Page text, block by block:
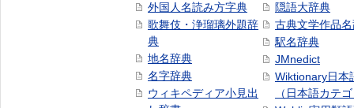
外国人名読み方字典
歌舞伎・浄瑠璃外題辞
典
地名辞典
名字辞典
ウィキペディア小見出
隠語大辞典
古典文学作品
駅名辞典
JMnedict
Wiktionary日本
（日本語カテ